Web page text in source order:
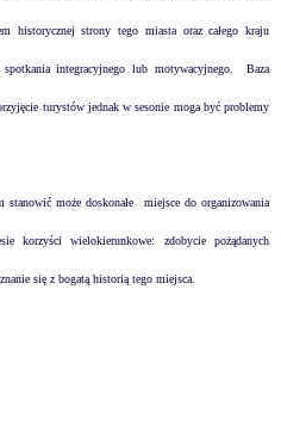
historycznej strony tego miasta oraz całego kraju
integracyjnego lub motywacyjnego. Baza
turystów jednak w sesonie moga być problemy
może doskonałe miejsce do organizowania
korzyści wielokierunkowe: zdobycie pożądanych
się z bogatą historią tego miejsca.